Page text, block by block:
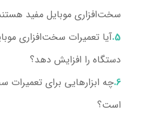
سخت‌افزاری موبایل مفید
آیا تعمیرات سخت‌افزاری
دستگاه را افزایش دهد؟
چه ابزارهایی برای تعمیرات
است؟